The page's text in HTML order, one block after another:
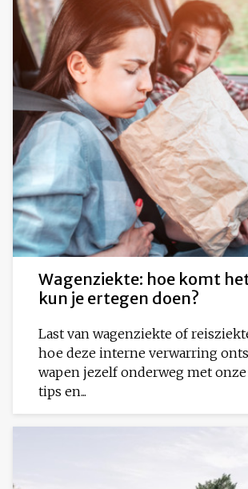
Wagenziekte: hoe komt
kun je ertegen doen?
Last van wagenziekte of
hoe deze interne verwarring
wapen jezelf onderweg met
tips en...